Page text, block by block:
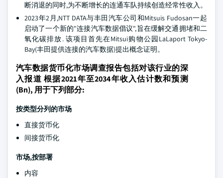
断消退的同时,为不断增长的连通车队持续创造经常性收入。
2023年2月,NTT DATA与丰田汽车公司和Mitsuis Fudosan一起
启动了一个新的"连接汽车数据倡议",旨在缓解交通拥堵和二
氧化碳排放. 该项目首先在Mitsui购物公园LaLaport Tokyo-
Bay(丰田提供连接的汽车数据)提出概念证明。
汽车数据货币化市场调查报告包括对该行业的深
入报道 根据2021年至2034年收入估计数和预测
(Bn), 用于下列部分:
按类型分列的市场
直接货币化
间接货币化
市场,按部署
内容